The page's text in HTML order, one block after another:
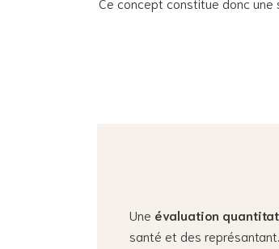
Une évaluation
santé et des